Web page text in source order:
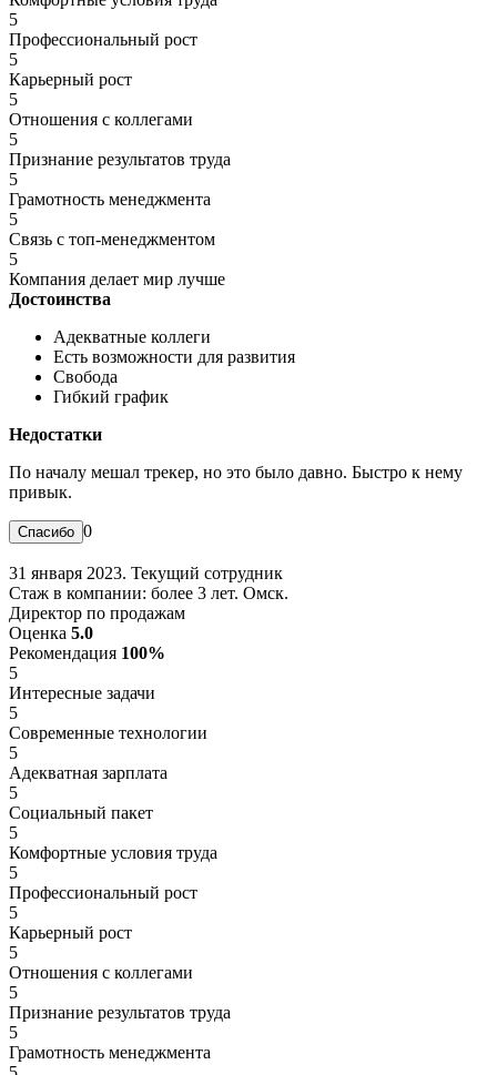
5
Профессиональный рост
5
Карьерный рост
5
Отношения с коллегами
5
Признание результатов труда
5
Грамотность менеджмента
5
Связь с топ-менеджментом
5
Компания делает мир лучше
Достоинства
Адекватные коллеги
Есть возможности для развития
Свобода
Гибкий график
Недостатки
По началу мешал трекер, но это было давно. Быстро к нему
привык.
0
31 января 2023. Текущий сотрудник
Стаж в компании: более 3 лет. Омск.
Директор по продажам
Оценка 5.0
Рекомендация 100%
5
Интересные задачи
5
Современные технологии
5
Адекватная зарплата
5
Социальный пакет
5
Комфортные условия труда
5
Профессиональный рост
5
Карьерный рост
5
Отношения с коллегами
5
Признание результатов труда
5
Грамотность менеджмента